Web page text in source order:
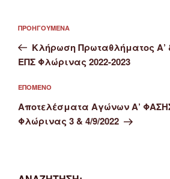
άρθρων
Προηγούμενο
άρθρο
ΠΡΟΗΓΟΎΜΕΝΑ
Κλήρωση Πρωταθλήματος Α’
ΕΠΣ Φλώρινας 2022-2023
Επόμενο
άρθρο
ΕΠΌΜΕΝΟ
Αποτελέσματα Αγώνων Α’
Φλώρινας 3 & 4/9/2022